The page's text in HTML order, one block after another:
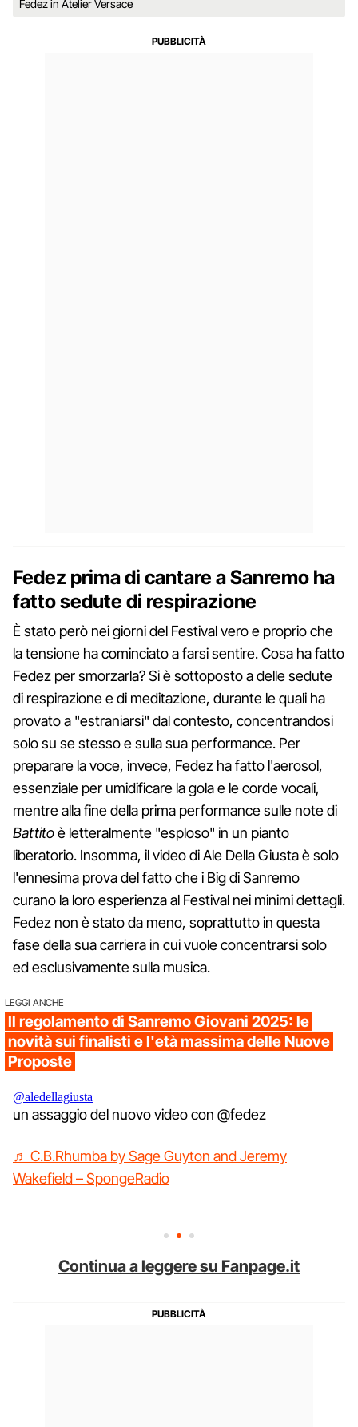
Fedez in Atelier Versace
Fedez prima di cantare a Sanremo ha
fatto sedute di respirazione
È stato però nei giorni del Festival vero e proprio che
la tensione ha cominciato a farsi sentire. Cosa ha fatto
Fedez per smorzarla? Si è sottoposto a delle sedute
di respirazione e di meditazione, durante le quali ha
provato a "estraniarsi" dal contesto, concentrandosi
solo su se stesso e sulla sua performance. Per
preparare la voce, invece, Fedez ha fatto l'aerosol,
essenziale per umidificare la gola e le corde vocali,
mentre alla fine della prima performance sulle note di
Battitoè letteralmente "esploso" in un pianto
liberatorio. Insomma, il video di Ale Della Giusta è solo
l'ennesima prova del fatto che i Big di Sanremo
curano la loro esperienza al Festival nei minimi dettagli.
Fedez non è stato da meno, soprattutto in questa
fase della sua carriera in cui vuole concentrarsi solo
ed esclusivamente sulla musica.
LEGGI ANCHE
Il regolamento di Sanremo Giovani 2025: le
novità sui finalisti e l'età massima delle Nuove
Proposte
@aledellagiusta
un assaggio del nuovo video con @fedez
♬ C.B.Rhumba by Sage Guyton and Jeremy
Wakefield – SpongeRadio
Continua a leggere su Fanpage.it